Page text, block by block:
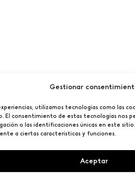
Gestionar
utilizamos tecnologías como las
El consentimiento de estas tecnologías nos
o las identificaciones únicas en este
a ciertas características y funciones.
Aceptar